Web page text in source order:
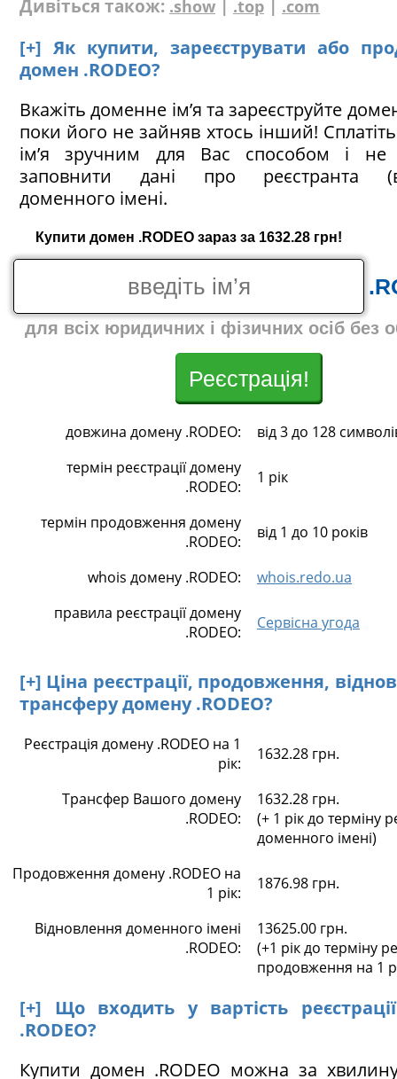
Дивіться також: .show | .top | .com
[+] Як купити, зареєструвати або
домен .RODEO?
Вкажіть доменне ім’я та зареєструйте
поки його не зайняв хтось інший!
ім’я зручним для Вас способом і не
заповнити дані про реєстранта
доменного імені.
Купити домен .RODEO зараз за 1632.28 грн!
для всіх юридичних і фізичних осіб без
Реєстрація!
довжина домену .RODEO:
від 3 до 128
термін реєстрації домену
.RODEO:
1 рік
термін продовження домену
.RODEO:
від 1 до 10 років
whois домену .RODEO:
whois.redo.ua
правила реєстрації домену
.RODEO:
Сервісна угода
[+] Ціна реєстрації, продовження,
трансферу домену .RODEO?
Реєстрація домену .RODEO на 1
рік:
1632.28 грн.
Трансфер Вашого домену
.RODEO:
1632.28 грн.
(+ 1 рік до терміну
доменного імені)
Продовження домену .RODEO на
1 рік:
1876.98 грн.
Відновлення доменного імені
.RODEO:
13625.00 грн.
(+1 рік до терміну
продовження на 1
[+] Що входить у вартість
.RODEO?
Купити домен .RODEO можна за